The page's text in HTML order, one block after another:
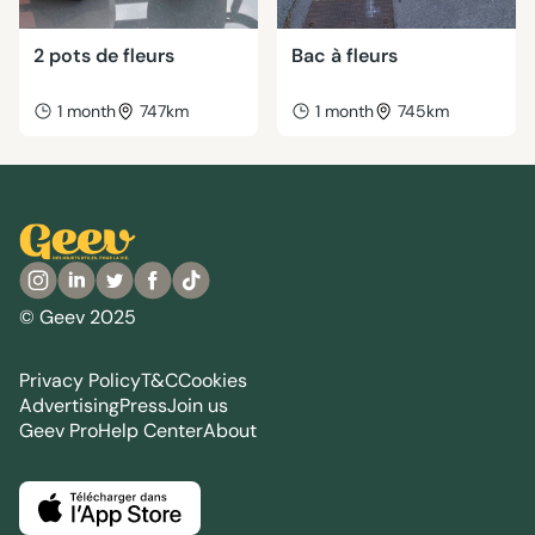
2 pots de fleurs
1 month 747km
Bac à fleurs
1 month 745km
© Geev 2025
Privacy PolicyT&CCookies
AdvertisingPressJoin us
Geev ProHelp CenterAbout